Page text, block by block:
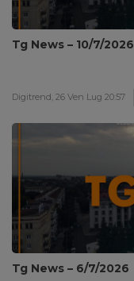
Tg News – 10/7/2026
Digitrend, 26 Ven Lug 20:57
Tg News – 6/7/2026